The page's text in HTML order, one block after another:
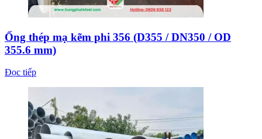
Ống thép mạ kẽm phi 356 (D355 / DN350 / OD
355.6 mm)
Đọc tiếp